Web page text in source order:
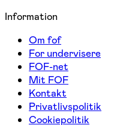
Information
Om fof
For undervisere
FOF-net
Mit FOF
Kontakt
Privatlivspolitik
Cookiepolitik